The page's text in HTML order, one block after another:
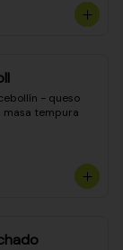
- queso
masa tempura